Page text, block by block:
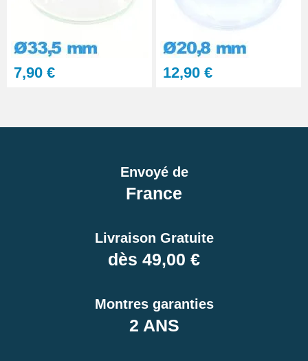
7,90 € 12,90 €
Envoyé de
France
Livraison Gratuite
dès 49,00 €
Montres garanties
2 ANS